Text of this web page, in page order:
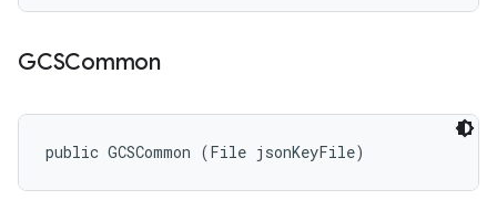
GCSCommon
public GCSCommon (File jsonKeyFile)